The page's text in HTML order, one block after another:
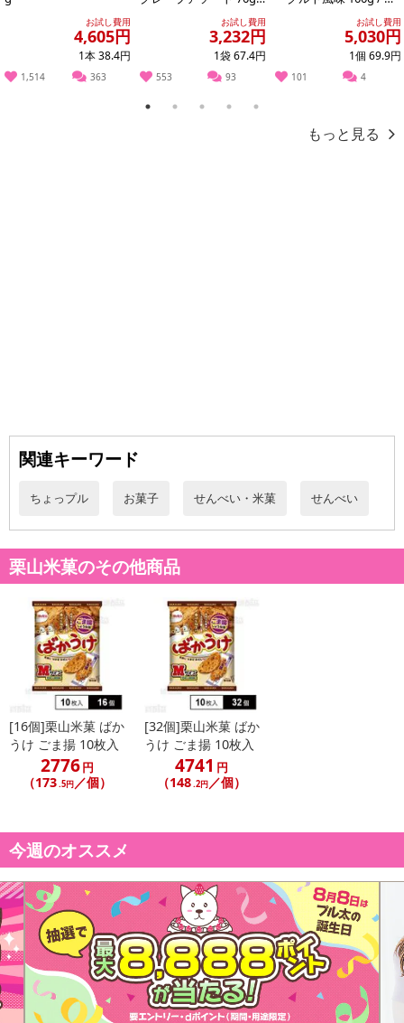
【瀬戸しおゆず塩味】
注意事項
お申込みの際は 「商品情報」に記載されている「注意事項」を
必ずご確認ください。
【キャンセルについて】
※お申込み後のキャンセルはお受けできません。
記載されている内容を必ずご確認いただき、お届けする商品セット
にご納得いただきましたうえでお申し込みください。
合がございます。
また、[新たな加工食品の原料原産地表示制度]の経過措置期間の終
了により、商品詳細内に記載の原産国・原材料の表記が旧表記の場
合がございます。
あらかじめご了承いただいた上でお申込みください。なお、本理由
によるお申込み後のキャンセル・返品交換は対応いたしかねます。
【お支払いについて】
※送料はお試し費用に含まれております。
お試し費用
4,605円
1本 38.4円
1,514 363
お試し費用
3,232円
1袋 67.4円
553 93
んごヨーグルト風味 10
お試し費用
5,030円
1個 69.9円
101 4
1 2 3 4 5
もっと見る
関連キーワード
ちょっプル お菓子 せんべい・米菓 せんべい
栗山米菓のその他商品
[16個]栗山米菓 ばか
うけ ごま揚 10枚入
2776円
（173.5円／個）
[32個]栗山米菓 ばか
うけ ごま揚 10枚入
4741 円
（148.2円／個）
今週のオススメ